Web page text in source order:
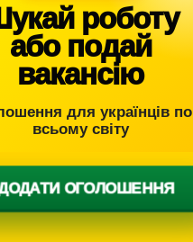
роботу
або подай
вакансію
для українців по
всьому світу
ДОДАТИ ОГОЛОШЕННЯ